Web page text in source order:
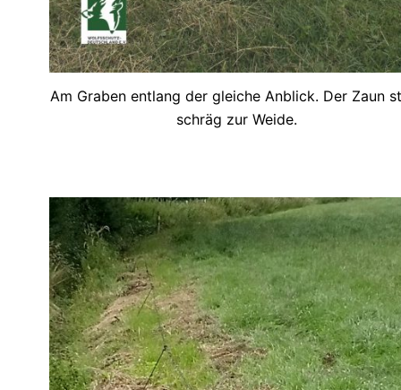
Am Graben entlang der gleiche Anblick. Der Zaun
schräg zur Weide.